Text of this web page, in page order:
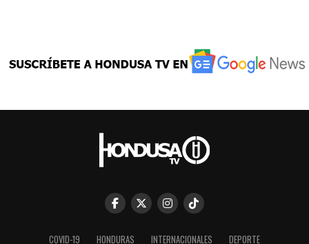
COVID-19 HONDURAS INTERNACIONALES DEPORTE